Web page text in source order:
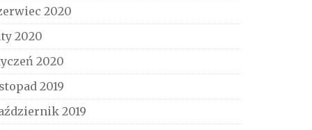
2020
2020
2020
2019
2019